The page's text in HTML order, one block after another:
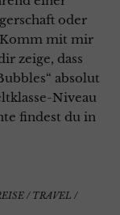
oder
Komm mit mir
zeige, dass
absolut
Niveau
findest du in
/ TRAVEL /